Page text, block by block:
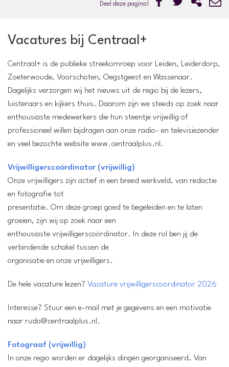
Deel deze pagina!
Vacatures bij Centraal+
Centraal+ is de publieke streekomroep voor Leiden, Leiderdorp,
Zoeterwoude, Voorschoten, Oegstgeest en Wassenaar.
Dagelijks verzorgen wij het nieuws uit de regio bij de lezers,
luisteraars en kijkers thuis. Daarom zijn we steeds op zoek naar
enthousiaste medewerkers die hun steentje vrijwillig of
professioneel willen bijdragen aan onze radio- en televisiezender
en veel bezochte website www.centraalplus.nl.
Vrijwilligerscoördinator (vrijwillig)
Onze vrijwilligers zijn actief in een breed werkveld, van redactie
en fotografie tot
presentatie. Om deze groep goed te begeleiden en te laten
groeien, zijn wij op zoek naar een
enthousiaste vrijwilligerscoördinator. In deze rol ben jij de
verbindende schakel tussen de
organisatie en onze vrijwilligers.
De hele vacature lezen? Vacature vrijwilligerscoordinator 2026
Interesse? Stuur een e-mail met je gegevens en een motivatie
naar rudo@centraalplus.nl.
Fotograaf (vrijwillig)
In onze regio worden er dagelijks dingen georganiseerd. Van